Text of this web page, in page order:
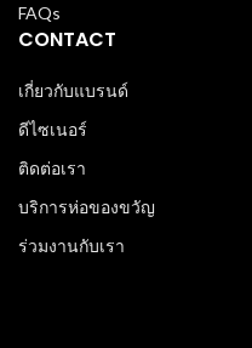
FAQs
CONTACT
เกี่ยวกับแบรนด์
ดีไซเนอร์
ติดต่อเรา
บริการห่อของขวัญ
ร่วมงานกับเรา